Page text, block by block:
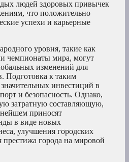
людей здоровых привычек
что положительно
успехи и карьерные
уровня, такие как
чемпионаты мира, могут
изменений для
Подготовка к таким
инвестиций в
и безопасность. Однако,
затратную составляющую,
приносят
в виде новых
улучшения городских
города на мировой